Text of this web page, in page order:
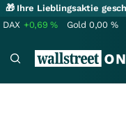
🎁 Ihre Lieblingsaktie
DAX +0,69% Gold 0,00 %